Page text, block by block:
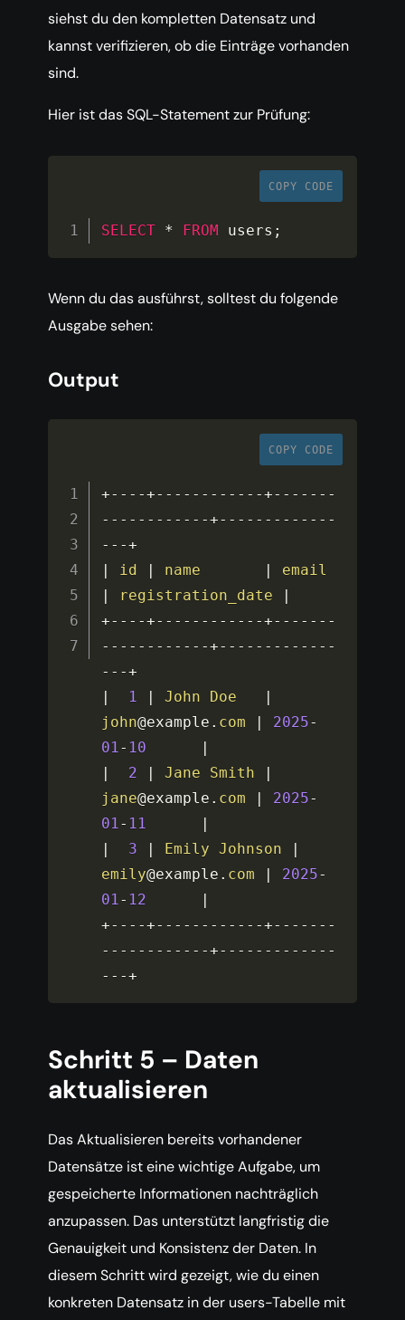
siehst du den kompletten Datensatz und
kannst verifizieren, ob die Einträge vorhanden
sind.
Hier ist das SQL-Statement zur Prüfung:
COPY CODE
SELECT * FROM users ;
Wenn du das ausführst, solltest du folgende
Ausgabe sehen:
Output
COPY CODE
+-- --+-- -- -- -- -- --+-- -- -- -
- -- -- -- -- -- -+-- -- -- -- -- -- -
- --+
id name
email
registration_date
+-- --+-- -- -- -- -- --+-- -- -- -
- -- -- -- -- -- -+-- -- -- -- -- -- -
- --+
1 John Doe
john@example . com 2025-
01- 10
2 Jane Smith
jane@example . com 2025-
01- 11
3 Emily Johnson
emily@example . com 2025-
01- 12
+-- --+-- -- -- -- -- --+-- -- -- -
- -- -- -- -- -- -+-- -- -- -- -- -- -
- --+
Schritt 5 – Daten
aktualisieren
Das Aktualisieren bereits vorhandener
Datensätze ist eine wichtige Aufgabe, um
gespeicherte Informationen nachträglich
anzupassen. Das unterstützt langfristig die
Genauigkeit und Konsistenz der Daten. In
diesem Schritt wird gezeigt, wie du einen
konkreten Datensatz in der users-Tabelle mit